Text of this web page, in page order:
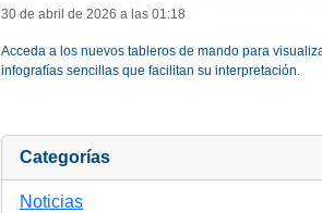
30 de abril de 2026 a las 01:18
Acceda a los nuevos tableros de mando para
infografías sencillas que facilitan su interpretación.
Categorías
Noticias